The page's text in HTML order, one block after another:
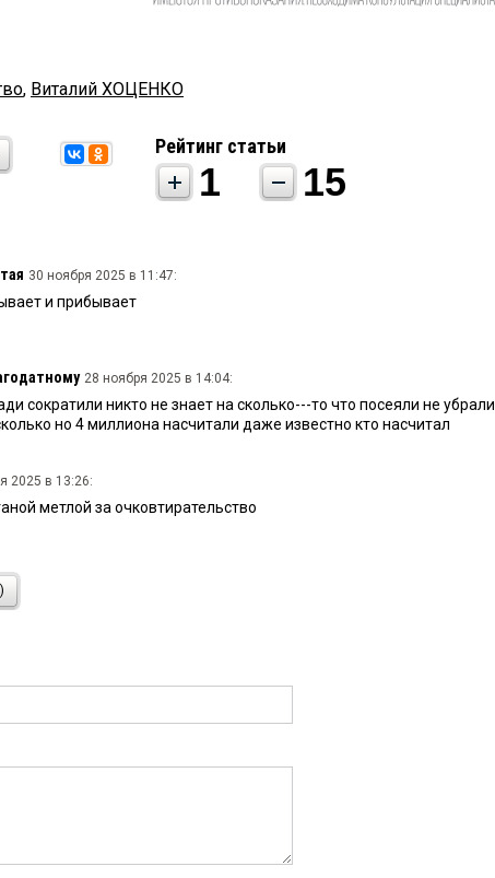
, Виталий ХОЦЕНКО
Рейтинг статьи
1 15
30 ноября 2025 в 11:47:
и прибывает
28 ноября 2025 в 14:04:
сократили никто не знает на сколько---то что посеяли не убрали
но 4 миллиона насчитали даже известно кто насчитал
2025 в 13:26:
метлой за очковтирательство
да болота тописты…Куда воно усе девается? И почему цены
2025 в 23:35: